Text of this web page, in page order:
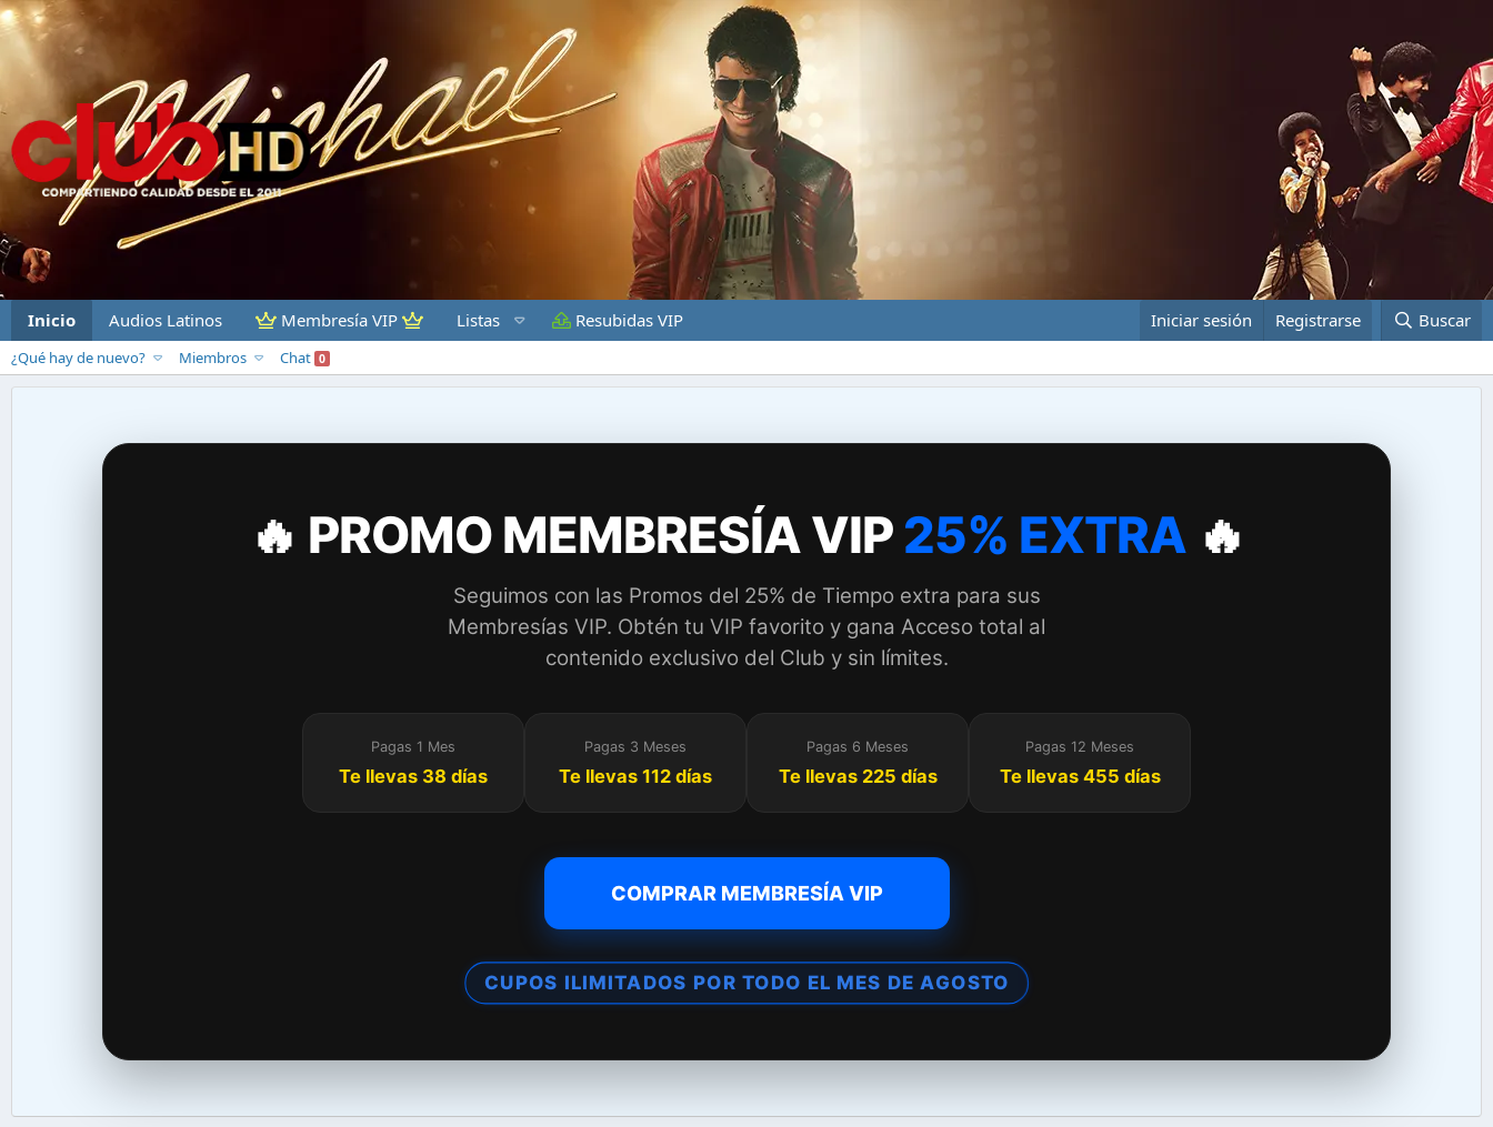
Inicio Audios Latinos Membresía VIP Listas Resubidas VIP Iniciar sesión Registrarse Buscar
¿Qué hay de nuevo? Miembros Chat 0
🔥 PROMO MEMBRESÍA VIP25% EXTRA🔥
Seguimos con las Promos del 25% de Tiempo extra para sus
Membresías VIP. Obtén tu VIP favorito y gana Acceso total al
contenido exclusivo del Club y sin límites.
Pagas 1 Mes
Te llevas 38 días
Pagas 3 Meses
Te llevas 112 días
Pagas 6 Meses
Te llevas 225 días
Pagas 12 Meses
Te llevas 455 días
COMPRAR MEMBRESÍA VIP
CUPOS ILIMITADOS POR TODO EL MES DE AGOSTO